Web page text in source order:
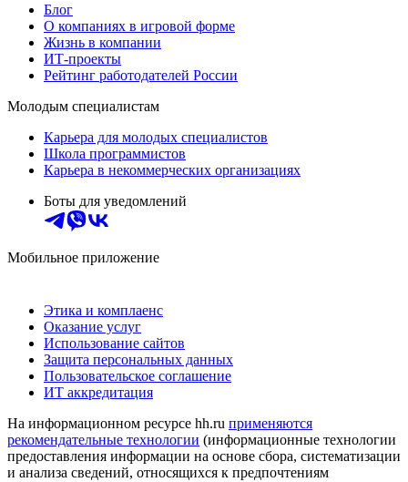
Блог
О компаниях в игровой форме
Жизнь в компании
ИТ-проекты
Рейтинг работодателей России
Молодым специалистам
Карьера для молодых специалистов
Школа программистов
Карьера в некоммерческих организациях
Боты для уведомлений
Мобильное приложение
Этика и комплаенс
Оказание услуг
Использование сайтов
Защита персональных данных
Пользовательское соглашение
ИТ аккредитация
На информационном ресурсе hh.ru применяются
рекомендательные технологии (информационные технологии
предоставления информации на основе сбора, систематизации
и анализа сведений, относящихся к предпочтениям